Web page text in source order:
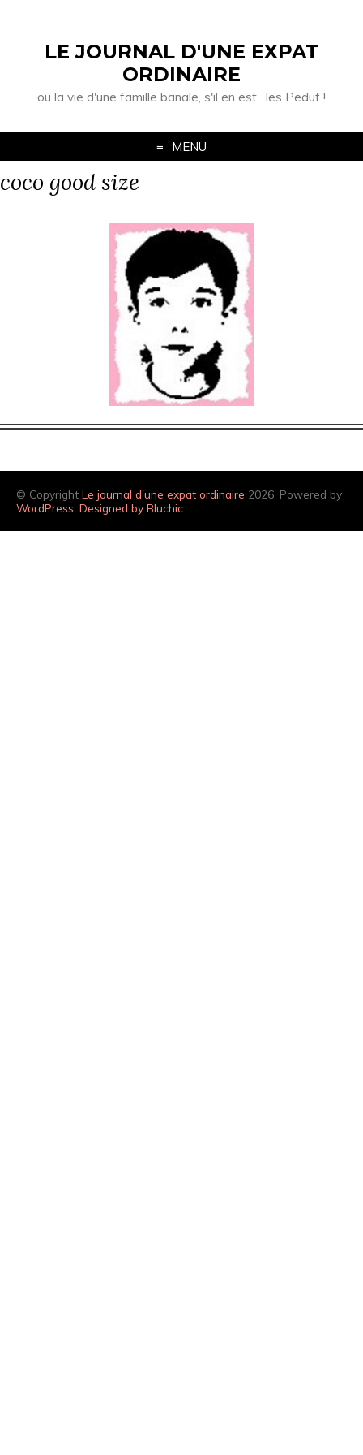
LE JOURNAL D'UNE EXPAT
ORDINAIRE
ou la vie d'une famille banale, s'il en est…les Peduf !
MENU
coco good size
© Copyright Le journal d'une expat ordinaire 2026. Powered by
WordPress Designed by Bluchic